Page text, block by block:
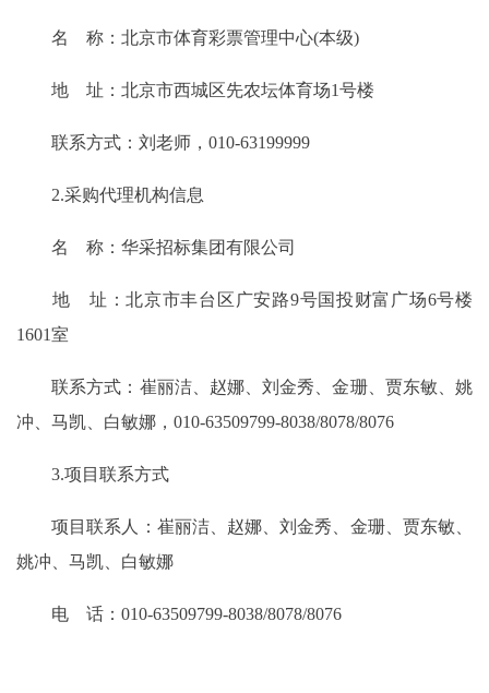
名 称：北京市体育彩票管理中心(本级)
地 址：北京市西城区先农坛体育场1号楼
联系方式：刘老师，010-63199999
2.采购代理机构信息
名 称：华采招标集团有限公司
地 址：北京市丰台区广安路9号国投财富广场6号楼
1601室
联系方式：崔丽洁、赵娜、刘金秀、金珊、贾东敏、姚
冲、马凯、白敏娜，010-63509799-8038/8078/8076
3.项目联系方式
项目联系人：崔丽洁、赵娜、刘金秀、金珊、贾东敏、
姚冲、马凯、白敏娜
电 话：010-63509799-8038/8078/8076